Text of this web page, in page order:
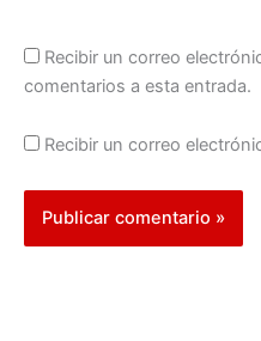
Recibir un correo
comentarios a esta entrada.
Recibir un correo